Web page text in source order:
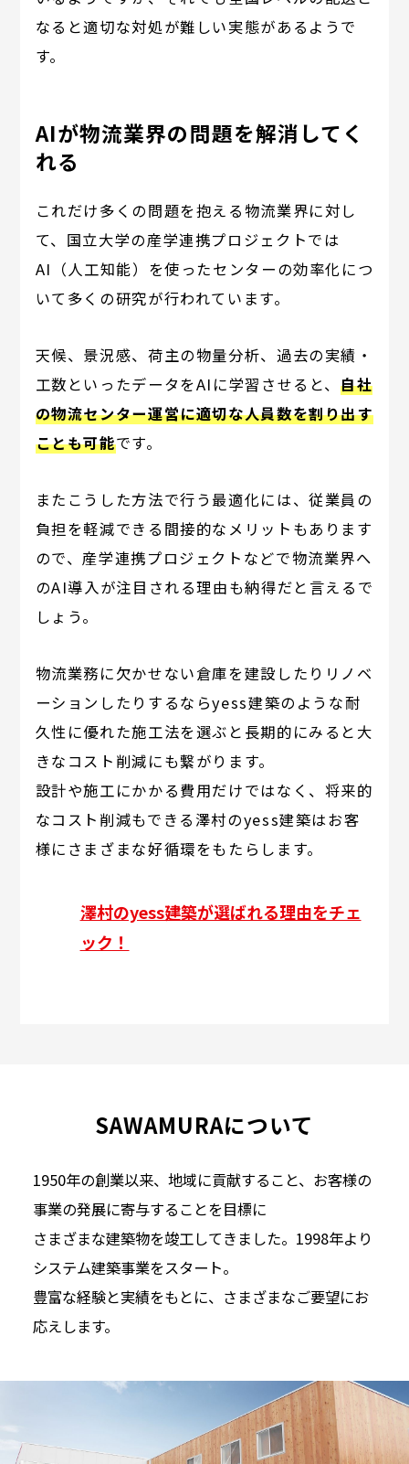
なると適切な対処が難しい実態があるようで
す。
AIが物流業界の問題を解消してく
れる
これだけ多くの問題を抱える物流業界に対し
て、国立大学の産学連携プロジェクトでは
AI（人工知能）を使ったセンターの効率化につ
いて多くの研究が行われています。
天候、景況感、荷主の物量分析、過去の実績・
工数といったデータをAIに学習させると、自社
の物流センター運営に適切な人員数を割り出す
ことも可能です。
またこうした方法で行う最適化には、従業員の
負担を軽減できる間接的なメリットもあります
ので、産学連携プロジェクトなどで物流業界へ
のAI導入が注目される理由も納得だと言えるで
しょう。
物流業務に欠かせない倉庫を建設したりリノベ
ーションしたりするならyess建築のような耐
久性に優れた施工法を選ぶと長期的にみると大
きなコスト削減にも繋がります。
設計や施工にかかる費用だけではなく、将来的
なコスト削減もできる澤村のyess建築はお客
様にさまざまな好循環をもたらします。
澤村のyess建築が選ばれる理由をチェ
ック！
SAWAMURAについて
1950年の創業以来、地域に貢献すること、お客様の
事業の発展に寄与することを目標に
さまざまな建築物を竣工してきました。1998年より
システム建築事業をスタート。
豊富な経験と実績をもとに、さまざまなご要望にお
応えします。